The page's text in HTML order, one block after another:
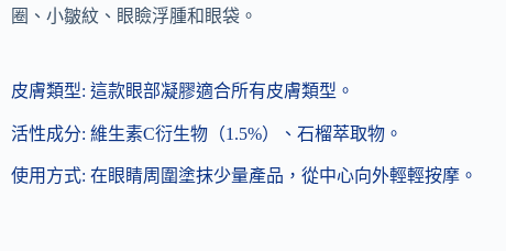
圈、小皺紋、眼瞼浮腫和眼袋。
皮膚類型: 這款眼部凝膠適合所有皮膚類型。
活性成分: 維生素C衍生物（1.5%）、石榴萃取物。
使用方式: 在眼睛周圍塗抹少量產品，從中心向外輕輕按摩。